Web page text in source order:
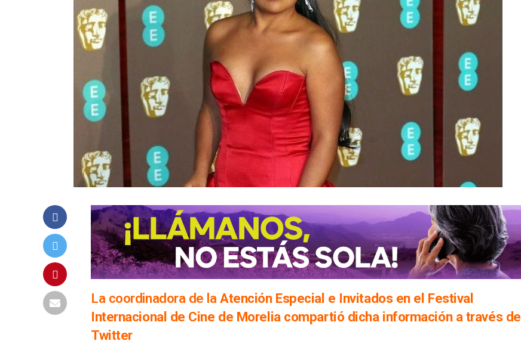
La coordinadora de laAtención Especial e Invitados en el Festival
Internacional de Cine de Morelia compartió dicha información a través de
Twitter